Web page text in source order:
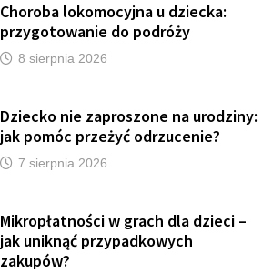
Choroba lokomocyjna u dziecka:
przygotowanie do podróży
8 sierpnia 2026
Dziecko nie zaproszone na urodziny:
jak pomóc przeżyć odrzucenie?
7 sierpnia 2026
Mikropłatności w grach dla dzieci –
jak uniknąć przypadkowych
zakupów?